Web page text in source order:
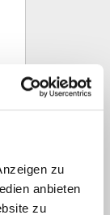
zu
anbieten
zu